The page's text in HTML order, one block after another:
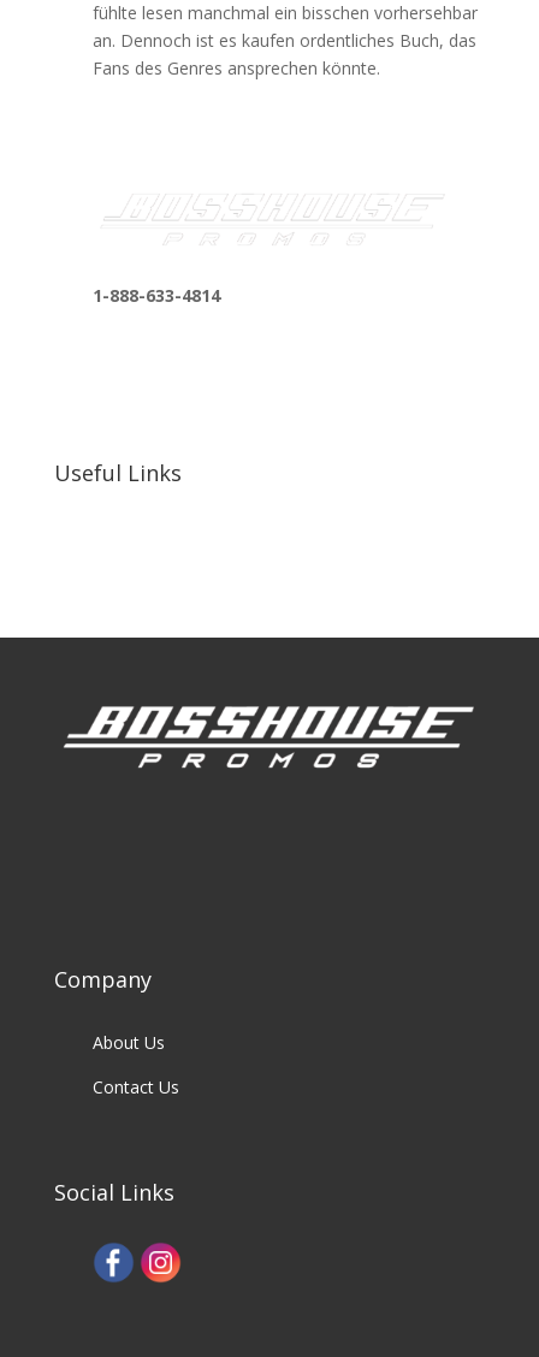
fühlte lesen manchmal ein bisschen vorhersehbar
an. Dennoch ist es kaufen ordentliches Buch, das
Fans des Genres ansprechen könnte.
1-888-633-4814
Useful Links
Company
About Us
Contact Us
Social Links